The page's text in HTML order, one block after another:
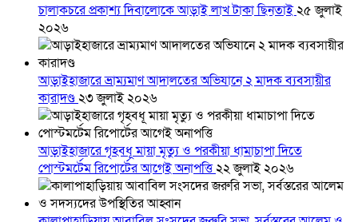
চালাকচরে প্রকাশ্য দিবালোকে আড়াই লাখ টাকা ছিনতাই২৫ জুলাই
২০২৬
আড়াইহাজারে ভ্রাম্যমাণ আদালতের অভিযানে ২ মাদক ব্যবসায়ীর
কারাদণ্ড২৩ জুলাই ২০২৬
আড়াইহাজারে গৃহবধূ মায়া মৃত্যু ও পরকীয়া ধামাচাপা দিতে
পোস্টমর্টেম রিপোর্টের আগেই অনাপত্তি২২ জুলাই ২০২৬